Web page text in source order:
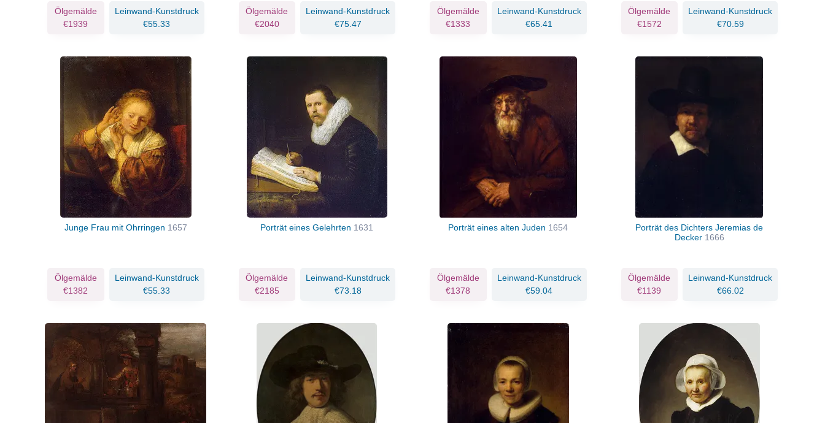
Ölgemälde
€1939
Leinwand-Kunstdruck
€55.33
Ölgemälde
€2040
Leinwand-Kunstdruck
€75.47
Ölgemälde
€1333
Leinwand-Kunstdruck
€65.41
Ölgemälde
€1572
Leinwand-Kunstdruck
€70.59
Junge Frau mit Ohrringen 1657
Ölgemälde
€1382
Leinwand-Kunstdruck
€55.33
Porträt eines Gelehrten 1631
Ölgemälde
€2185
Leinwand-Kunstdruck
€73.18
Porträt eines alten Juden 1654
Ölgemälde
€1378
Leinwand-Kunstdruck
€59.04
Porträt des Dichters Jeremias de
Decker 1666
Ölgemälde
€1139
Leinwand-Kunstdruck
€66.02